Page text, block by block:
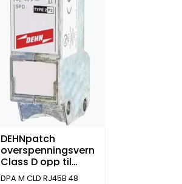
DEHNpatch
overspenningsvern
Class D opp til
100MHz
DPA M CLD RJ45B 48